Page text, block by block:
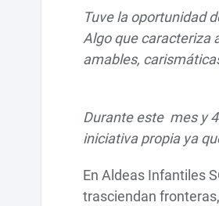
Tuve la oportunidad
Algo que caracteriza
amables,
Durante este mes y
iniciativa propia ya
En Aldeas Infantiles
trasciendan